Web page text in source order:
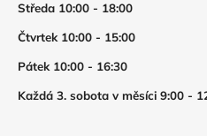
Středa 10:00 - 18:00
Čtvrtek 10:00 - 15:00
Pátek 10:00 - 16:30
Každá 3. sobota v měsíci 9:00 -